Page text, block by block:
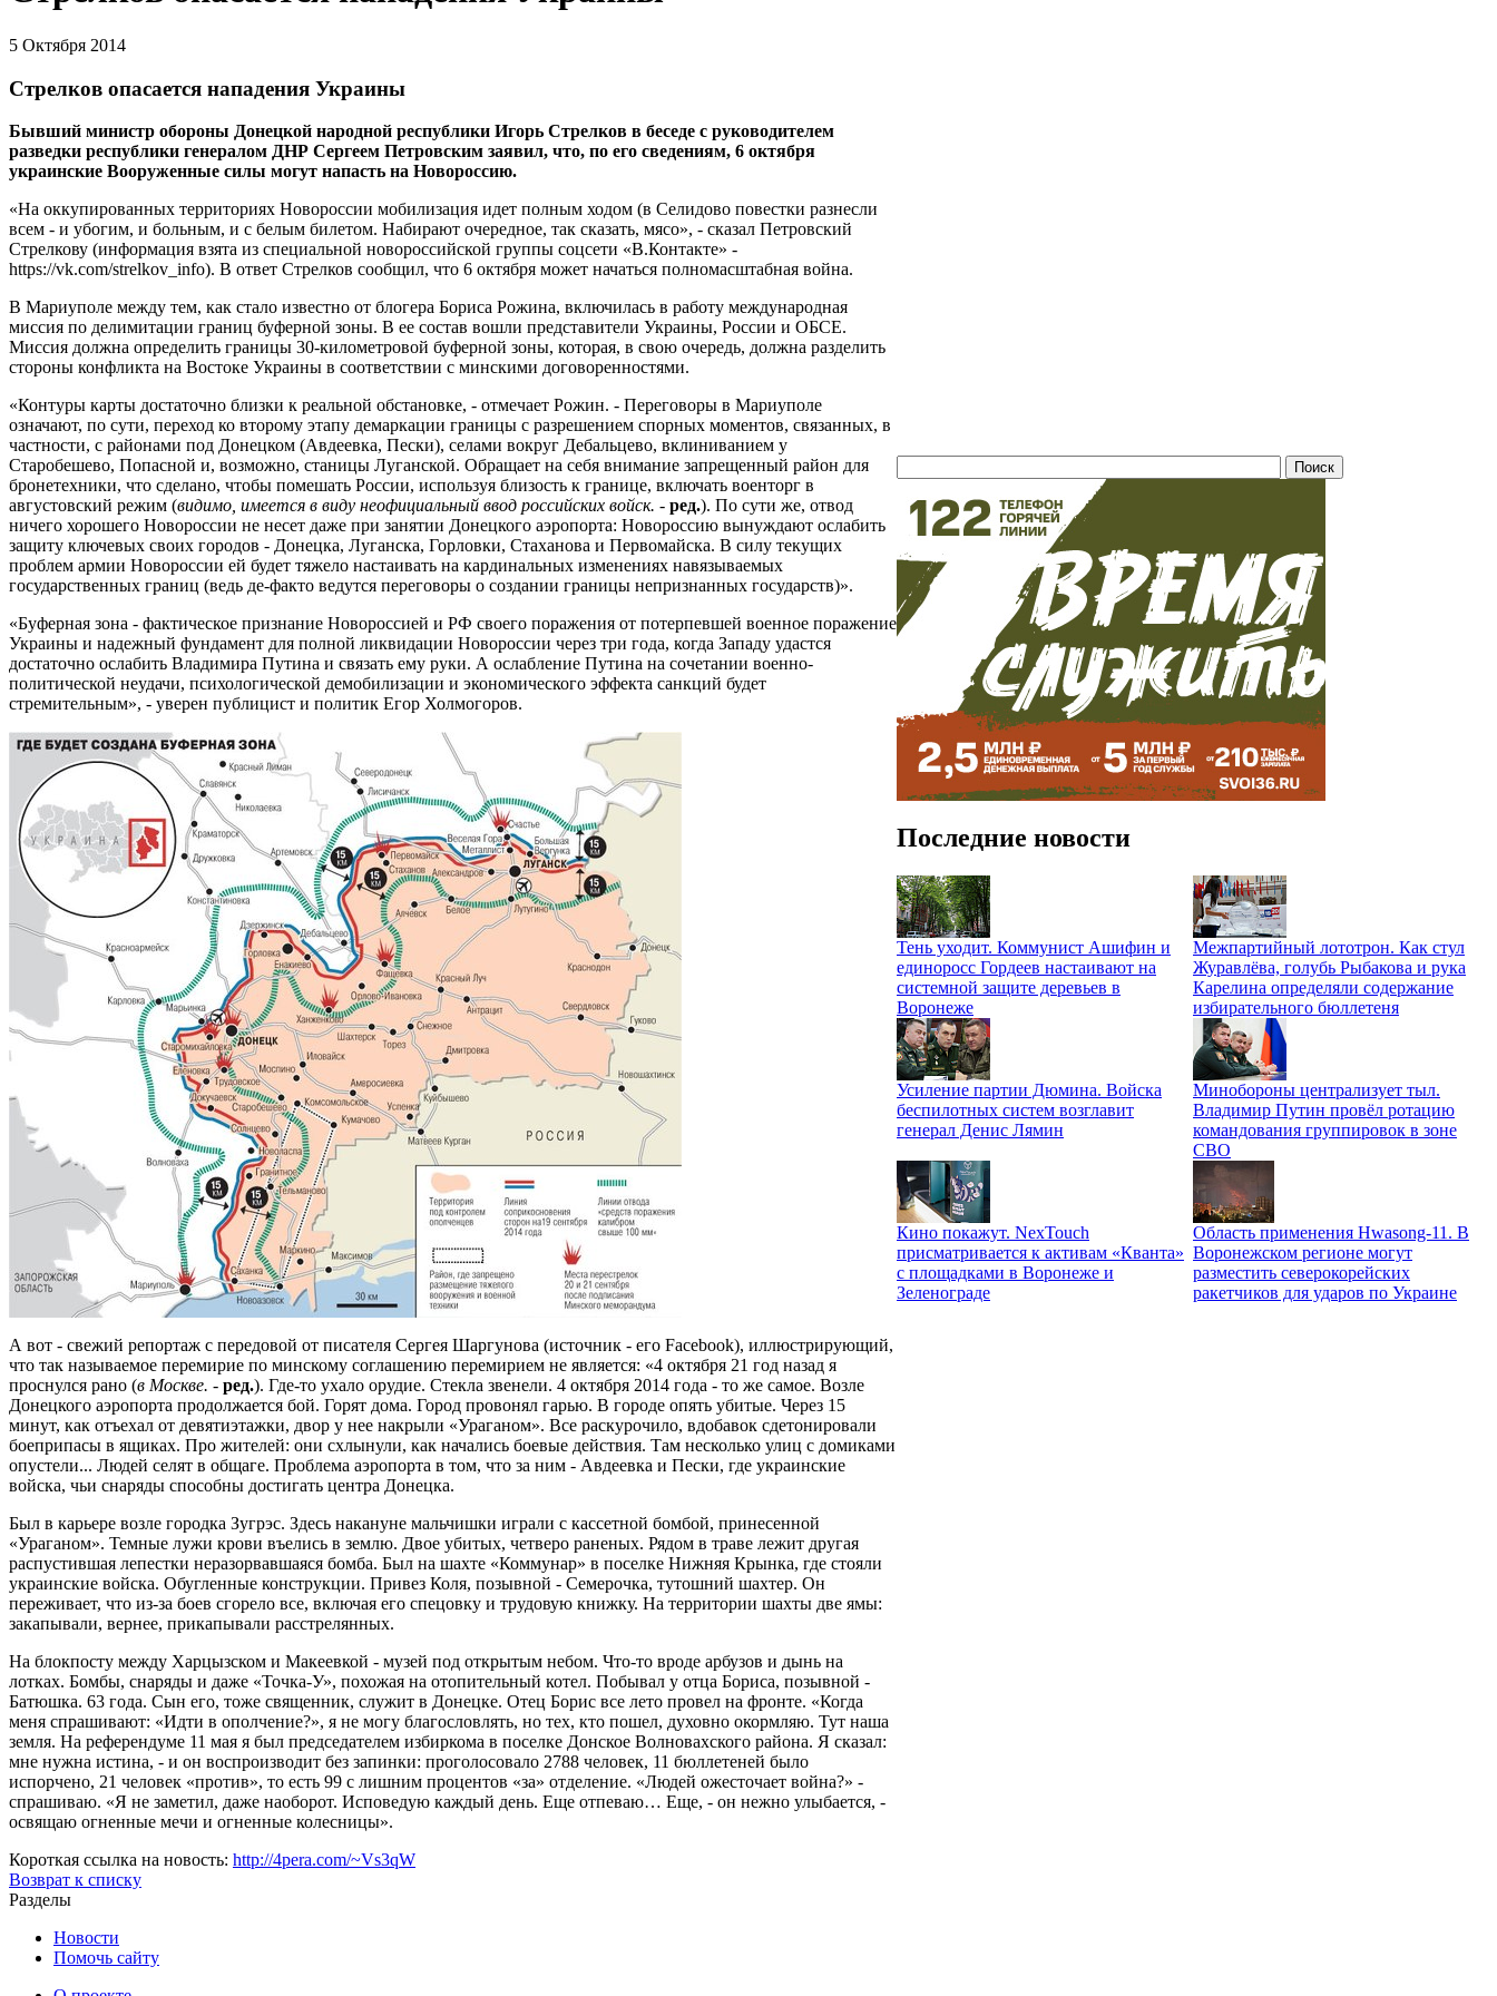
5 Октября 2014
Стрелков опасается нападения Украины
Бывший министр обороны Донецкой народной республики Игорь Стрелков в беседе с руководителем
разведки республики генералом ДНР Сергеем Петровским заявил, что, по его сведениям, 6 октября
украинские Вооруженные силы могут напасть на Новороссию.
«На оккупированных территориях Новороссии мобилизация идет полным ходом (в Селидово повестки разнесли
всем - и убогим, и больным, и с белым билетом. Набирают очередное, так сказать, мясо», - сказал Петровский
Стрелкову (информация взята из специальной новороссийской группы соцсети «В.Контакте» -
https://vk.com/strelkov_info). В ответ Стрелков сообщил, что 6 октября может начаться полномасштабная война.
В Мариуполе между тем, как стало известно от блогера Бориса Рожина, включилась в работу международная
миссия по делимитации границ буферной зоны. В ее состав вошли представители Украины, России и ОБСЕ.
Миссия должна определить границы 30-километровой буферной зоны, которая, в свою очередь, должна разделить
стороны конфликта на Востоке Украины в соответствии с минскими договоренностями.
«Контуры карты достаточно близки к реальной обстановке, - отмечает Рожин. - Переговоры в Мариуполе
означают, по сути, переход ко второму этапу демаркации границы с разрешением спорных моментов, связанных, в
частности, с районами под Донецком (Авдеевка, Пески), селами вокруг Дебальцево, вклиниванием у
Старобешево, Попасной и, возможно, станицы Луганской. Обращает на себя внимание запрещенный район для
бронетехники, что сделано, чтобы помешать России, используя близость к границе, включать военторг в
августовский режим (видимо, имеется в виду неофициальный ввод российских войск. - ред.). По сути же, отвод
ничего хорошего Новороссии не несет даже при занятии Донецкого аэропорта: Новороссию вынуждают ослабить
защиту ключевых своих городов - Донецка, Луганска, Горловки, Стаханова и Первомайска. В силу текущих
проблем армии Новороссии ей будет тяжело настаивать на кардинальных изменениях навязываемых
государственных границ (ведь де-факто ведутся переговоры о создании границы непризнанных государств)».
«Буферная зона - фактическое признание Новороссией и РФ своего поражения от потерпевшей военное поражение
Украины и надежный фундамент для полной ликвидации Новороссии через три года, когда Западу удастся
достаточно ослабить Владимира Путина и связать ему руки. А ослабление Путина на сочетании военно-
политической неудачи, психологической демобилизации и экономического эффекта санкций будет
стремительным», - уверен публицист и политик Егор Холмогоров.
А вот - свежий репортаж с передовой от писателя Сергея Шаргунова (источник - его Facebook), иллюстрирующий,
что так называемое перемирие по минскому соглашению перемирием не является: «4 октября 21 год назад я
проснулся рано (в Москве. - ред.). Где-то ухало орудие. Стекла звенели. 4 октября 2014 года - то же самое. Возле
Донецкого аэропорта продолжается бой. Горят дома. Город провонял гарью. В городе опять убитые. Через 15
минут, как отъехал от девятиэтажки, двор у нее накрыли «Ураганом». Все раскурочило, вдобавок сдетонировали
боеприпасы в ящиках. Про жителей: они схлынули, как начались боевые действия. Там несколько улиц с домиками
опустели... Людей селят в общаге. Проблема аэропорта в том, что за ним - Авдеевка и Пески, где украинские
войска, чьи снаряды способны достигать центра Донецка.
Был в карьере возле городка Зугрэс. Здесь накануне мальчишки играли с кассетной бомбой, принесенной
«Ураганом». Темные лужи крови въелись в землю. Двое убитых, четверо раненых. Рядом в траве лежит другая
распустившая лепестки неразорвавшаяся бомба. Был на шахте «Коммунар» в поселке Нижняя Крынка, где стояли
украинские войска. Обугленные конструкции. Привез Коля, позывной - Семерочка, тутошний шахтер. Он
переживает, что из-за боев сгорело все, включая его спецовку и трудовую книжку. На территории шахты две ямы:
закапывали, вернее, прикапывали расстрелянных.
На блокпосту между Харцызском и Макеевкой - музей под открытым небом. Что-то вроде арбузов и дынь на
лотках. Бомбы, снаряды и даже «Точка-У», похожая на отопительный котел. Побывал у отца Бориса, позывной -
Батюшка. 63 года. Сын его, тоже священник, служит в Донецке. Отец Борис все лето провел на фронте. «Когда
меня спрашивают: «Идти в ополчение?», я не могу благословлять, но тех, кто пошел, духовно окормляю. Тут наша
земля. На референдуме 11 мая я был председателем избиркома в поселке Донское Волновахского района. Я сказал:
мне нужна истина, - и он воспроизводит без запинки: проголосовало 2788 человек, 11 бюллетеней было
испорчено, 21 человек «против», то есть 99 с лишним процентов «за» отделение. «Людей ожесточает война?» -
спрашиваю. «Я не заметил, даже наоборот. Исповедую каждый день. Еще отпеваю… Еще, - он нежно улыбается, -
освящаю огненные мечи и огненные колесницы».
Короткая ссылка на новость: http://4pera.com/~Vs3qW
Возврат к списку
Последние новости
Тень уходит. Коммунист Ашифин и
единоросс Гордеев настаивают на
системной защите деревьев в
Воронеже
Межпартийный лототрон. Как стул
Журавлёва, голубь Рыбакова и рука
Карелина определяли содержание
избирательного бюллетеня
Усиление партии Дюмина. Войска
беспилотных систем возглавит
генерал Денис Лямин
Минобороны централизует тыл.
Владимир Путин провёл ротацию
командования группировок в зоне
СВО
Кино покажут. NexTouch
присматривается к активам «Кванта»
с площадками в Воронеже и
Зеленограде
Область применения Hwasong-11. В
Воронежском регионе могут
разместить северокорейских
ракетчиков для ударов по Украине
Разделы
Новости
Помочь сайту